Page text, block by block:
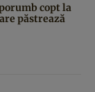
copt la
păstrează